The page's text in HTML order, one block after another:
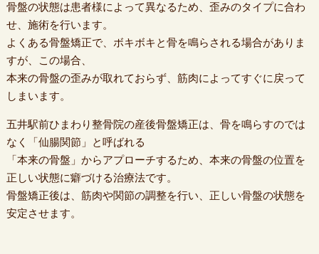
骨盤の状態は患者様によって異なるため、歪みのタイプに合わ
せ、施術を行います。
よくある骨盤矯正で、ボキボキと骨を鳴らされる場合がありま
すが、この場合、
本来の骨盤の歪みが取れておらず、筋肉によってすぐに戻って
しまいます。
五井駅前ひまわり整骨院の産後骨盤矯正は、骨を鳴らすのでは
なく「仙腸関節」と呼ばれる
「本来の骨盤」からアプローチするため、本来の骨盤の位置を
正しい状態に癖づける治療法です。
骨盤矯正後は、筋肉や関節の調整を行い、正しい骨盤の状態を
安定させます。